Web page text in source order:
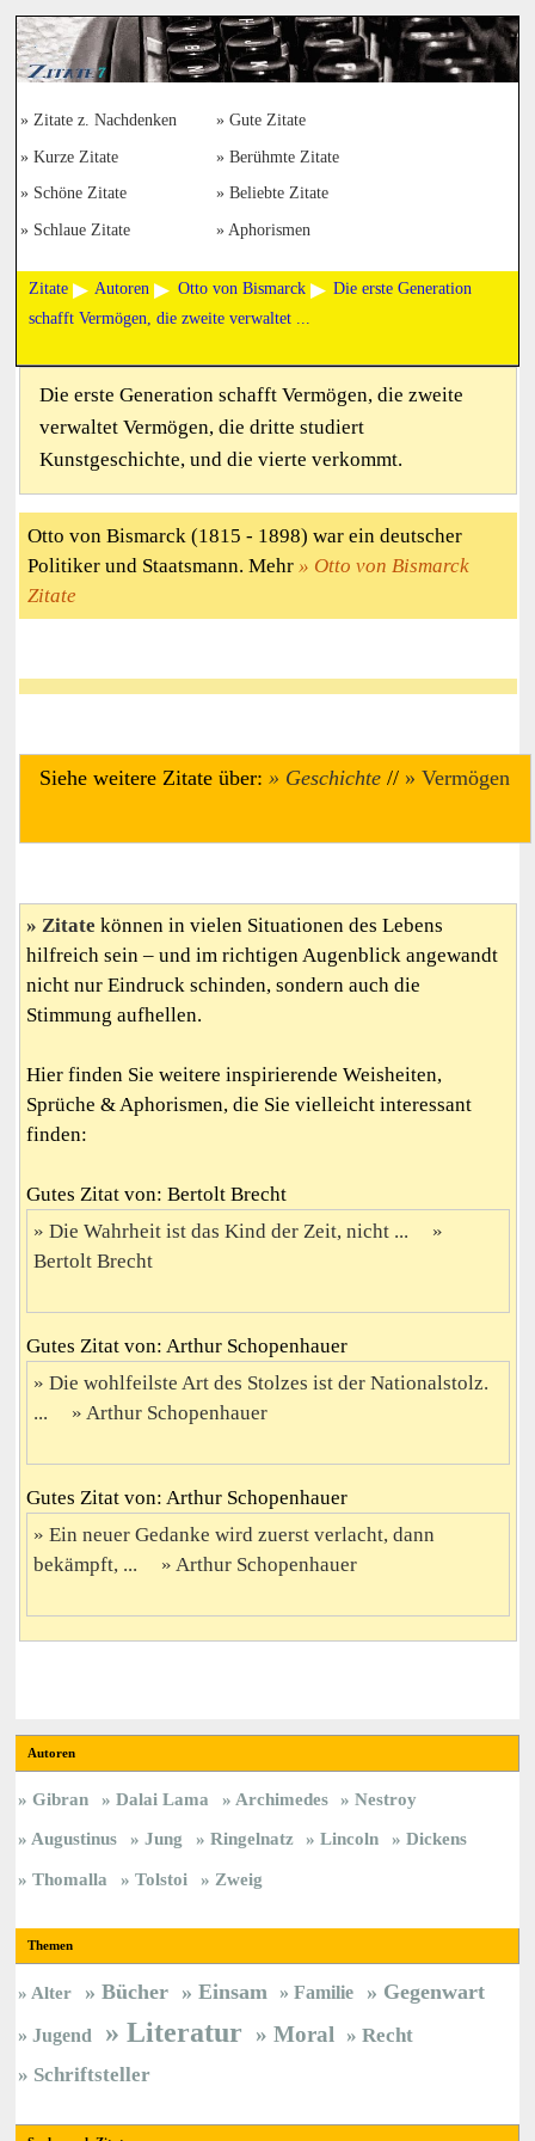
Zitate z. Nachdenken Gute Zitate
Kurze Zitate Berühmte Zitate
Schöne Zitate Beliebte Zitate
Schlaue Zitate Aphorismen
Zitate Autoren Otto von Bismarck
Die erste Generation
schafft Vermögen, die zweite verwaltet ...
Die erste Generation schafft Vermögen, die zweite
verwaltet Vermögen, die dritte studiert
Kunstgeschichte, und die vierte verkommt.
Otto von Bismarck (1815 - 1898) war ein deutscher
Politiker und Staatsmann. Mehr
Otto von Bismarck
Zitate
Siehe weitere Zitate über: Geschichte // Vermögen
Zitate können in vielen Situationen des Lebens
hilfreich sein – und im richtigen Augenblick angewandt
nicht nur Eindruck schinden, sondern auch die
Stimmung aufhellen.
Hier finden Sie weitere inspirierende Weisheiten,
Sprüche & Aphorismen, die Sie vielleicht interessant
finden:
Gutes Zitat von: Bertolt Brecht
Die Wahrheit ist das Kind der Zeit, nicht ...
Bertolt Brecht
Gutes Zitat von: Arthur Schopenhauer
Die wohlfeilste Art des Stolzes ist der Nationalstolz.
...
Arthur Schopenhauer
Gutes Zitat von: Arthur Schopenhauer
Ein neuer Gedanke wird zuerst verlacht, dann
bekämpft, ...
Arthur Schopenhauer
Autoren
Gibran Dalai Lama Archimedes
Nestroy
Augustinus
Jung Ringelnatz Lincoln
Dickens
Thomalla
Tolstoi Zweig
Themen
Alter Bücher Einsam Familie Gegenwart
Jugend Literatur Moral
Recht
Schriftsteller